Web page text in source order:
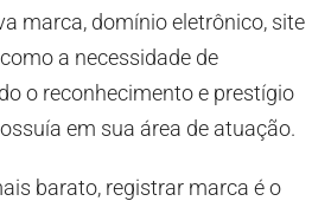
marca, domínio eletrônico, site
a necessidade de
o reconhecimento e prestígio
em sua área de atuação.
barato, registrar marca é o